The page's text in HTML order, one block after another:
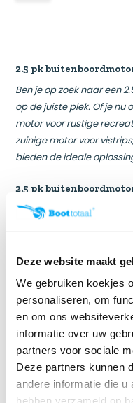
Deze website maakt
We gebruiken koekjes
personaliseren, om
en om ons
informatie over uw
partners voor sociale
Deze partners kunnen
andere informatie die
hebben verzameld op
2.5 pk
Ben je op zoek naar een
op de juiste plek. Of je
motor voor rustige
zuinige motor voor
bieden de ideale
2.5 pk
De Suzuki DF2.5
eenvoudig te hanteren
ontwerp, inclusief vier
aanpassen van de
wateromstandigheden
geavanceerde 4-takt
zonder concessies te
2.5 pk
De 2.5 pk